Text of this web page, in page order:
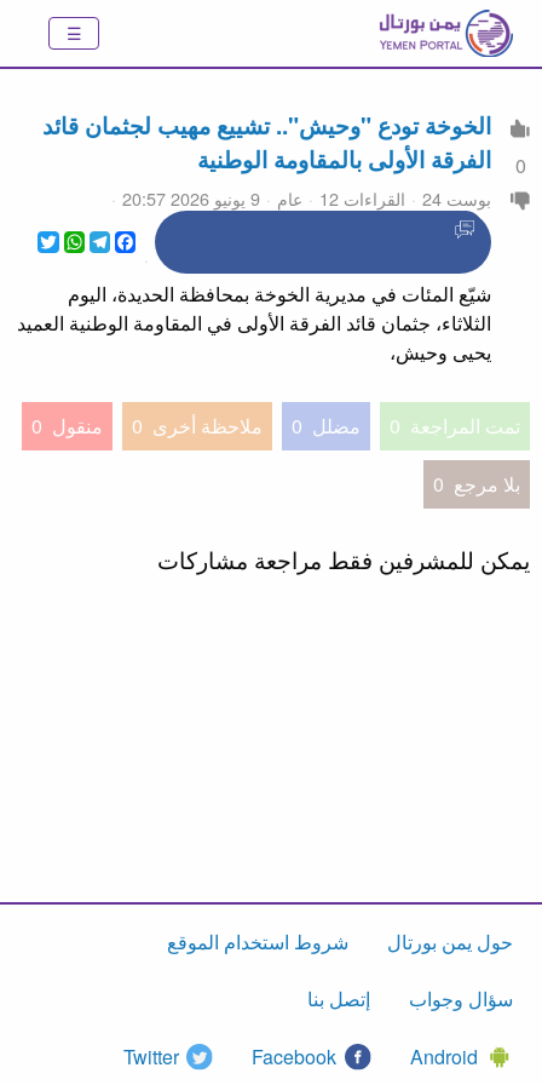
0
الخوخة تودع "وحيش".. تشييع مهيب لجثمان قائد
الفرقة الأولى بالمقاومة الوطنية
بوست 24 القراءات 12 عام
9 يونيو 2026 20:57
Twitter
WhatsApp
Telegram
Facebook
شيّع المئات في مديرية الخوخة بمحافظة الحديدة، اليوم
الثلاثاء، جثمان قائد الفرقة الأولى في المقاومة الوطنية العميد
يحيى وحيش،
تمت المراجعة 0 مضلل 0 ملاحظة أخرى 0 منقول 0
بلا مرجع 0
يمكن للمشرفين فقط مراجعة مشاركات
حول يمن بورتال شروط استخدام الموقع
سؤال وجواب إتصل بنا
Android
Facebook
Twitter